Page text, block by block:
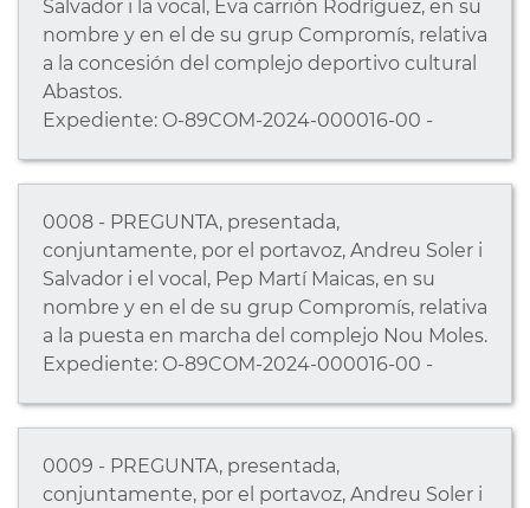
Salvador i la vocal, Eva carrión Rodríguez, en su
nombre y en el de su grup Compromís, relativa
a la concesión del complejo deportivo cultural
Abastos.
Expediente: O-89COM-2024-000016-00 -
0008 - PREGUNTA, presentada,
conjuntamente, por el portavoz, Andreu Soler i
Salvador i el vocal, Pep Martí Maicas, en su
nombre y en el de su grup Compromís, relativa
a la puesta en marcha del complejo Nou Moles.
Expediente: O-89COM-2024-000016-00 -
0009 - PREGUNTA, presentada,
conjuntamente, por el portavoz, Andreu Soler i